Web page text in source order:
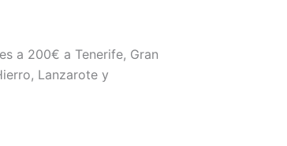
a 200€ a Tenerife, Gran
Lanzarote y